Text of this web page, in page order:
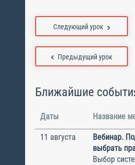
Предыдущий урок
Следующий урок
Ближайшие
Даты Название
11 августа
Вебинар.
выбрать
Выбор